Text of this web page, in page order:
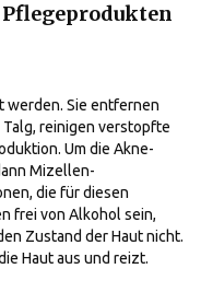
werden. Sie entfernen
reinigen verstopfte
Um die Akne-
Mizellen-
die für diesen
frei von Alkohol sein,
Zustand der Haut nicht.
Haut aus und reizt.